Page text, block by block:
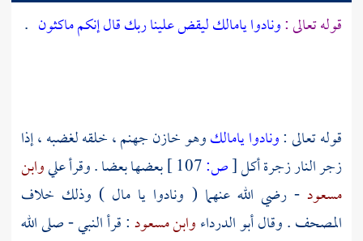
قوله تعالى :ونادوا يامالك ليقض علينا ربك قال إنكم ماكثون .
قوله تعالى :ونادوا يامالكوهو خازن جهنم ، خلقه لغضبه ، إذا
زجر النار زجرة أكل[ص: بعضها بعضا . وقرأعليوابن
مسعود- رضي الله عنهما ( ونادوا يا مال ) وذلك خلاف
المصحف . وقالأبو الدرداءوابن مسعود: قرأ النبي - صلى الله